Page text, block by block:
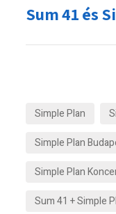
Sum 41 és
Simple Plan
Simple Plan
Simple Plan
Sum 41 + Simple